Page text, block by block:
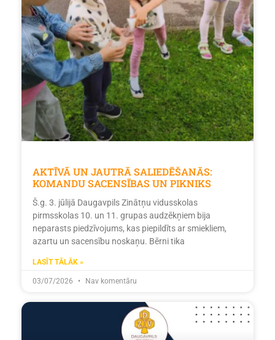
AKTĪVĀ UN JAUTRĀ SALIEDĒŠANĀS:
KOMANDU SACENSĪBAS UN PIKNIKS
Š.g. 3. jūlijā Daugavpils Zinātņu vidusskolas
pirmsskolas 10. un 11. grupas audzēkņiem bija
neparasts piedzīvojums, kas piepildīts ar smiekliem,
azartu un sacensību noskaņu. Bērni tika
LASĪT TĀLĀK »
03/07/2026 Nav komentāru